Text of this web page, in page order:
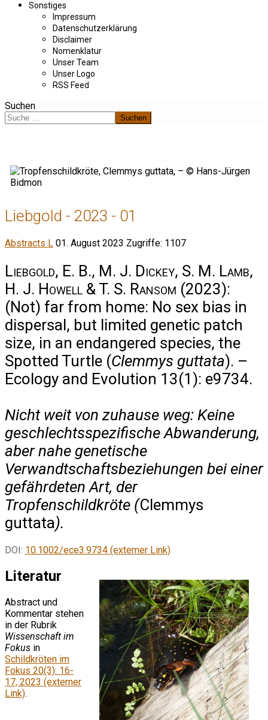
Sonstiges
Impressum
Datenschutzerklärung
Disclaimer
Nomenklatur
Unser Team
Unser Logo
RSS Feed
Suchen
Suchen
Liebgold - 2023 - 01
Abstracts L 01. August 2023 Zugriffe: 1107
Liebgold, E. B., M. J. Dickey, S. M. Lamb,
H. J. Howell & T. S. Ransom (2023):
(Not) far from home: No sex bias in
dispersal, but limited genetic patch
size, in an endangered species, the
Spotted Turtle (Clemmys guttata). –
Ecology and Evolution 13(1): e9734.
Nicht weit von zuhause weg: Keine
geschlechtsspezifische Abwanderung,
aber nahe genetische
Verwandtschaftsbeziehungen bei einer
gefährdeten Art, der
Tropfenschildkröte (Clemmys
guttata).
DOI: 10.1002/ece3.9734 (externer Link)
Literatur
Abstract und
Kommentar stehen
in der Rubrik
Wissenschaft im
Fokus in
Schildkröten im
Fokus 20(3): 16-
17, 2023 (externer
Link).